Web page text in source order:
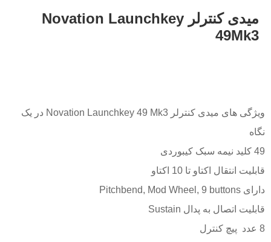
میدی کنترلر Novation Launchkey
49Mk3
ویژگی های میدی کنترلر Novation Launchkey 49 Mk3 در یک
نگاه
49 کلید نیمه سبک کیبوردی
قابلیت انتقال اکتاو تا 10 اکتاو
دارای Pitchbend, Mod Wheel, 9 buttons
قابلیت اتصال به پدال Sustain
8 عدد پیچ کنترل